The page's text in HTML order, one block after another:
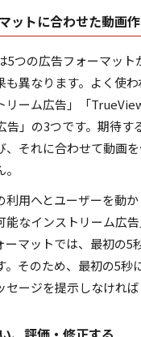
ットに合わせた動画
5つの広告フォーマット
も異なります。よく使
リーム広告」「
告」の3つです。期待す
、それに合わせて動画
利用へとユーザーを動
能なインストリーム広
ーマットでは、最初の5
。そのため、最初の5秒
ージを提示しなければ